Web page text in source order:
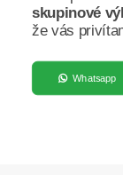
skupinové
že vás
Whatsapp